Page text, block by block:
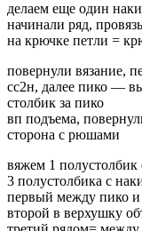
делаем еще один
начинали ряд,
на крючке петли =
повернули вязание,
сс2н, далее пико —
столбик за пико
вп подъема,
сторона с рюшами
вяжем 1
3 полустолбика с
первый между пико и
второй в верхушку